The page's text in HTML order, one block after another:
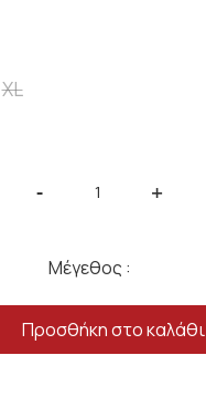
XL
- +
Μέγεθος :
Προσθήκη στο καλάθι